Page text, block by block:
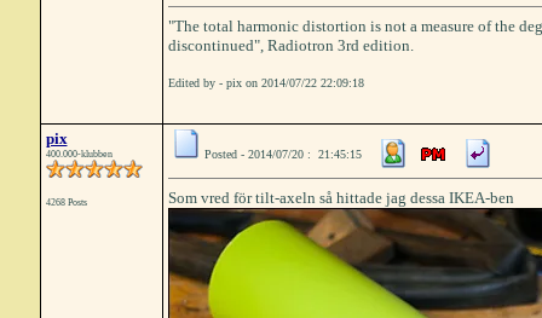
"The total harmonic distortion is not a measure of the
discontinued", Radiotron 3rd edition.
Edited by - pix on 2014/07/22 22:09:18
pix
400.000-klubben
4268 Posts
Posted - 2014/07/20 : 21:45:15
Som vred för tilt-axeln så hittade jag dessa IKEA-ben